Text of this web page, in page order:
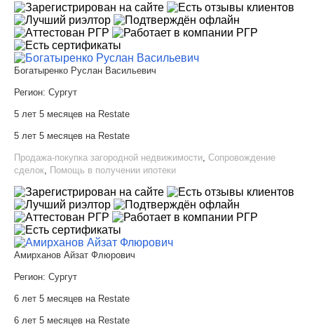
Богатыренко Руслан Васильевич
Регион: Сургут
5 лет 5 месяцев на Restate
5 лет 5 месяцев на Restate
Продажа-покупка загородной недвижимости, Сопровождение
сделок, Помощь в получении ипотеки
Амирханов Айзат Флюрович
Регион: Сургут
6 лет 5 месяцев на Restate
6 лет 5 месяцев на Restate